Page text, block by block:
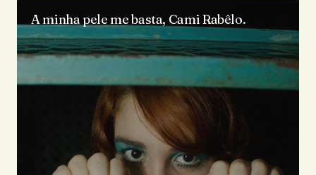
A minha pele me basta, Cami Rabêlo.